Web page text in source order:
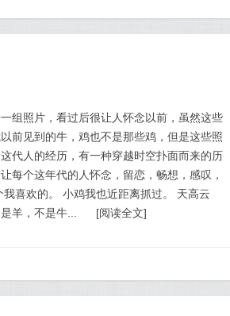
组照片，看过后很让人怀念以前，虽然这些
前见到的牛，鸡也不是那些鸡，但是这些照
代人的经历，有一种穿越时空扑面而来的历
每个这年代的人怀念，留恋，畅想，感叹，
喜欢的。 小鸡我也近距离抓过。 天高云
羊，不是牛...
[阅读全文]